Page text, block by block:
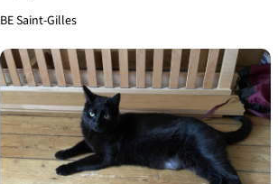
BE Saint-Gilles